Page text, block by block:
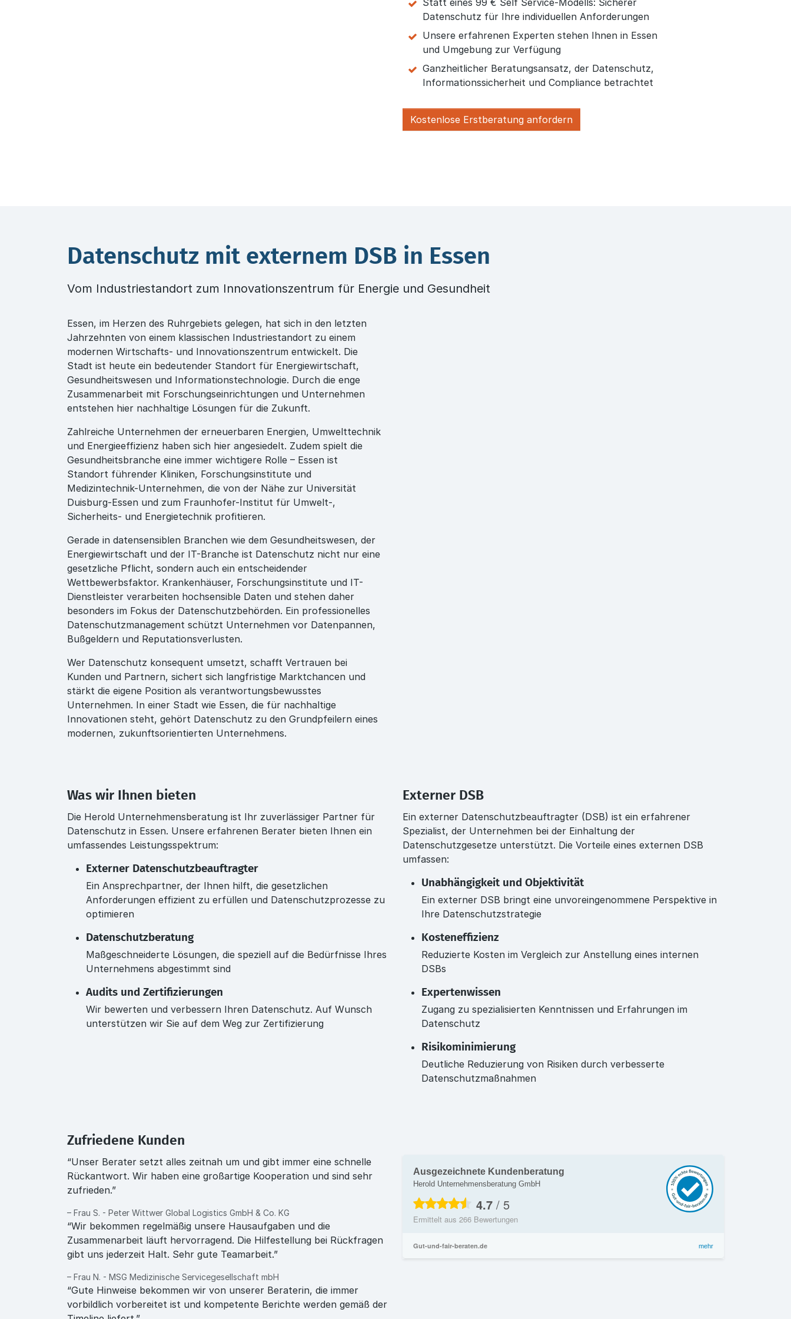
Datenschutz für Ihre individuellen Anforderungen
Unsere erfahrenen Experten stehen Ihnen in Essen
und Umgebung zur Verfügung
Ganzheitlicher Beratungsansatz, der Datenschutz,
Informationssicherheit und Compliance betrachtet
Kostenlose Erstberatung anfordern
Datenschutz mit externem DSB in Essen
Vom Industriestandort zum Innovationszentrum für Energie und Gesundheit
Essen, im Herzen des Ruhrgebiets gelegen, hat sich in den letzten
Jahrzehnten von einem klassischen Industriestandort zu einem
modernen Wirtschafts- und Innovationszentrum entwickelt. Die
Stadt ist heute ein bedeutender Standort für Energiewirtschaft,
Gesundheitswesen und Informationstechnologie. Durch die enge
Zusammenarbeit mit Forschungseinrichtungen und Unternehmen
entstehen hier nachhaltige Lösungen für die Zukunft.
Zahlreiche Unternehmen der erneuerbaren Energien, Umwelttechnik
und Energieeffizienz haben sich hier angesiedelt. Zudem spielt die
Gesundheitsbranche eine immer wichtigere Rolle – Essen ist
Standort führender Kliniken, Forschungsinstitute und
Medizintechnik-Unternehmen, die von der Nähe zur Universität
Duisburg-Essen und zum Fraunhofer-Institut für Umwelt-,
Sicherheits- und Energietechnik profitieren.
Gerade in datensensiblen Branchen wie dem Gesundheitswesen, der
Energiewirtschaft und der IT-Branche ist Datenschutz nicht nur eine
gesetzliche Pflicht, sondern auch ein entscheidender
Wettbewerbsfaktor. Krankenhäuser, Forschungsinstitute und IT-
Dienstleister verarbeiten hochsensible Daten und stehen daher
besonders im Fokus der Datenschutzbehörden. Ein professionelles
Datenschutzmanagement schützt Unternehmen vor Datenpannen,
Bußgeldern und Reputationsverlusten.
Wer Datenschutz konsequent umsetzt, schafft Vertrauen bei
Kunden und Partnern, sichert sich langfristige Marktchancen und
stärkt die eigene Position als verantwortungsbewusstes
Unternehmen. In einer Stadt wie Essen, die für nachhaltige
Innovationen steht, gehört Datenschutz zu den Grundpfeilern eines
modernen, zukunftsorientierten Unternehmens.
Was wir Ihnen bieten
Die Herold Unternehmensberatung ist Ihr zuverlässiger Partner für
Datenschutz in Essen. Unsere erfahrenen Berater bieten Ihnen ein
umfassendes Leistungsspektrum:
Externer Datenschutzbeauftragter
Ein Ansprechpartner, der Ihnen hilft, die gesetzlichen
Anforderungen effizient zu erfüllen und Datenschutzprozesse zu
optimieren
Datenschutzberatung
Maßgeschneiderte Lösungen, die speziell auf die Bedürfnisse Ihres
Unternehmens abgestimmt sind
Audits und Zertifizierungen
Wir bewerten und verbessern Ihren Datenschutz. Auf Wunsch
unterstützen wir Sie auf dem Weg zur Zertifizierung
Externer DSB
Ein externer Datenschutzbeauftragter (DSB) ist ein erfahrener
Spezialist, der Unternehmen bei der Einhaltung der
Datenschutzgesetze unterstützt. Die Vorteile eines externen DSB
umfassen:
Unabhängigkeit und Objektivität
Ein externer DSB bringt eine unvoreingenommene Perspektive in
Ihre Datenschutzstrategie
Kosteneffizienz
Reduzierte Kosten im Vergleich zur Anstellung eines internen
DSBs
Expertenwissen
Zugang zu spezialisierten Kenntnissen und Erfahrungen im
Datenschutz
Risikominimierung
Deutliche Reduzierung von Risiken durch verbesserte
Datenschutzmaßnahmen
Zufriedene Kunden
“Unser Berater setzt alles zeitnah um und gibt immer eine schnelle
Rückantwort. Wir haben eine großartige Kooperation und sind sehr
zufrieden.”
– Frau S. - Peter Wittwer Global Logistics GmbH & Co. KG
“Wir bekommen regelmäßig unsere Hausaufgaben und die
Zusammenarbeit läuft hervorragend. Die Hilfestellung bei Rückfragen
gibt uns jederzeit Halt. Sehr gute Teamarbeit.”
– Frau N. - MSG Medizinische Servicegesellschaft mbH
“Gute Hinweise bekommen wir von unserer Beraterin, die immer
vorbildlich vorbereitet ist und kompetente Berichte werden gemäß der
Ausgezeichnete Kundenberatung
Herold Unternehmensberatung GmbH
4.7/ 5
Ermittelt aus 266 Bewertungen
Gut-und-fair-beraten.de mehr